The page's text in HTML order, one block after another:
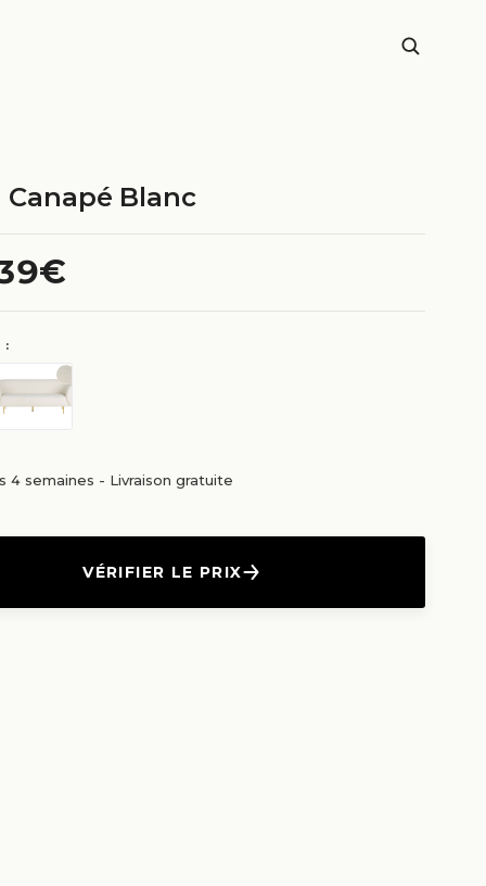
Canapé Blanc
:
4 semaines - Livraison gratuite
VÉRIFIER LE PRIX